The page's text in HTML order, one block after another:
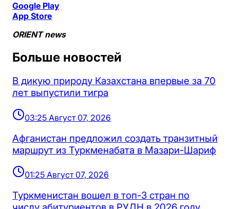
Google Play
App Store
ORIENT news
Больше новостей
В дикую природу Казахстана впервые за 70
лет выпустили тигра
03:25 Август 07, 2026
Афганистан предложил создать транзитный
маршрут из Туркменабата в Мазари-Шариф
01:25 Август 07, 2026
Туркменистан вошел в топ-3 стран по